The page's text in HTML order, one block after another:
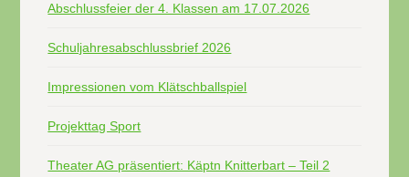
Abschlussfeier der 4. Klassen am 17.07.2026
Schuljahresabschlussbrief 2026
Impressionen vom Klätschballspiel
Projekttag Sport
Theater AG präsentiert: Käptn Knitterbart – Teil 2